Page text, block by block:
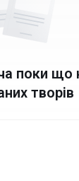
поки що
творів